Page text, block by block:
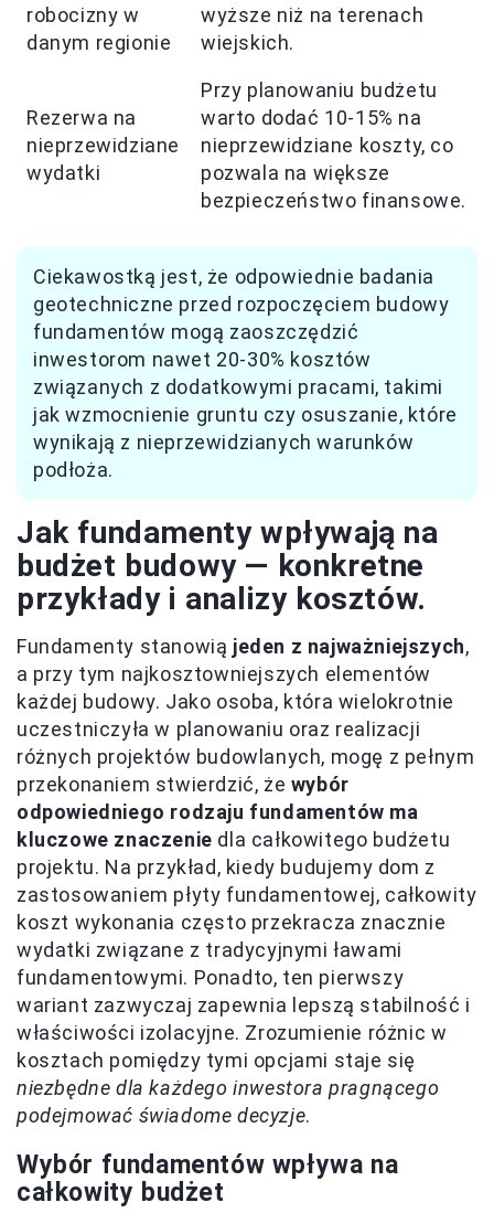
robocizny w
danym regionie
wyższe niż na terenach
wiejskich.
Rezerwa na
nieprzewidziane
wydatki
Przy planowaniu budżetu
warto dodać 10-15% na
nieprzewidziane koszty, co
pozwala na większe
bezpieczeństwo finansowe.
Ciekawostką jest, że odpowiednie badania
geotechniczne przed rozpoczęciem budowy
fundamentów mogą zaoszczędzić
inwestorom nawet 20-30% kosztów
związanych z dodatkowymi pracami, takimi
jak wzmocnienie gruntu czy osuszanie, które
wynikają z nieprzewidzianych warunków
podłoża.
Jak fundamenty wpływają na
budżet budowy — konkretne
przykłady i analizy kosztów.
Fundamenty stanowią jeden z najważniejszych,
a przy tym najkosztowniejszych elementów
każdej budowy. Jako osoba, która wielokrotnie
uczestniczyła w planowaniu oraz realizacji
różnych projektów budowlanych, mogę z pełnym
przekonaniem stwierdzić, że wybór
odpowiedniego rodzaju fundamentów ma
kluczowe znaczenie dla całkowitego budżetu
projektu. Na przykład, kiedy budujemy dom z
zastosowaniem płyty fundamentowej, całkowity
koszt wykonania często przekracza znacznie
wydatki związane z tradycyjnymi ławami
fundamentowymi. Ponadto, ten pierwszy
wariant zazwyczaj zapewnia lepszą stabilność i
właściwości izolacyjne. Zrozumienie różnic w
kosztach pomiędzy tymi opcjami staje się
niezbędne dla każdego inwestora pragnącego
podejmować świadome decyzje.
Wybór fundamentów wpływa na
całkowity budżet